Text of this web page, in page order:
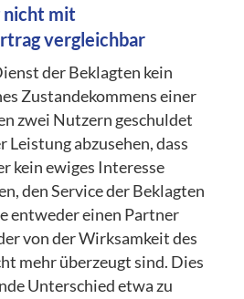
nicht mit
vergleichbar
der Beklagten kein
Zustandekommens einer
zwei Nutzern geschuldet
Leistung abzusehen, dass
kein ewiges Interesse
den Service der Beklagten
entweder einen Partner
von der Wirksamkeit des
mehr überzeugt sind. Dies
Unterschied etwa zu